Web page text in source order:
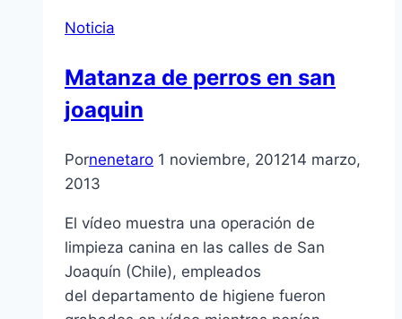
Noticia
Matanza de perros en san
joaquin
Pornenetaro 1 noviembre, 201214 marzo,
2013
El ví­deo muestra una operación de
limpieza canina en las calles de San
Joaquí­n (Chile), empleados
del departamento de higiene fueron